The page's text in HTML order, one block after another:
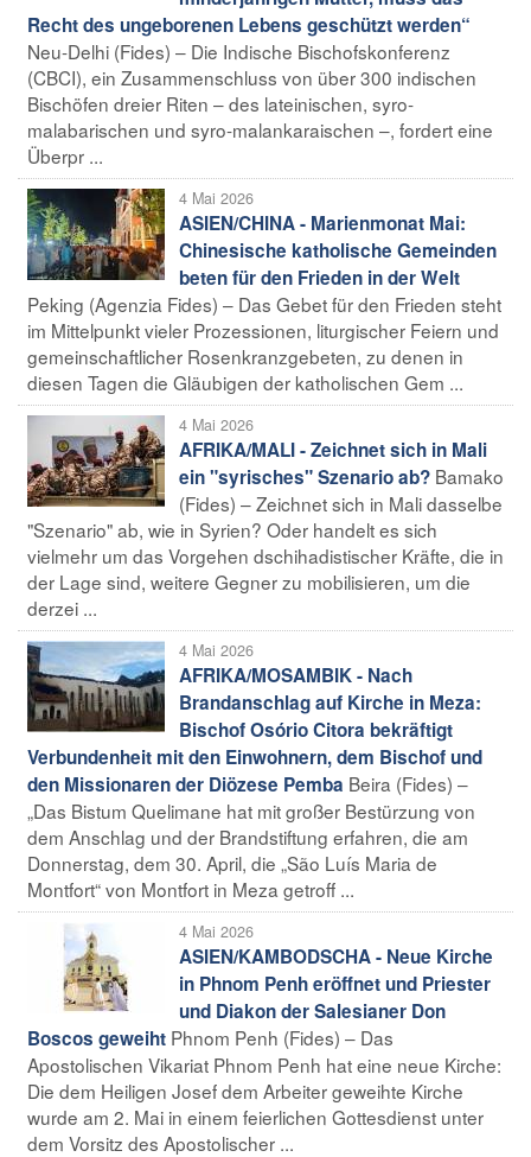
Recht des ungeborenen Lebens geschützt werden“
Neu-Delhi (Fides) – Die Indische Bischofskonferenz
(CBCI), ein Zusammenschluss von über 300 indischen
Bischöfen dreier Riten – des lateinischen, syro-
malabarischen und syro-malankaraischen –, fordert eine
Überpr ...
4 Mai 2026
ASIEN/CHINA - Marienmonat Mai:
Chinesische katholische Gemeinden
beten für den Frieden in der Welt
Peking (Agenzia Fides) – Das Gebet für den Frieden steht
im Mittelpunkt vieler Prozessionen, liturgischer Feiern und
gemeinschaftlicher Rosenkranzgebeten, zu denen in
diesen Tagen die Gläubigen der katholischen Gem ...
4 Mai 2026
AFRIKA/MALI - Zeichnet sich in Mali
ein "syrisches" Szenario ab? Bamako
(Fides) – Zeichnet sich in Mali dasselbe
"Szenario" ab, wie in Syrien? Oder handelt es sich
vielmehr um das Vorgehen dschihadistischer Kräfte, die in
der Lage sind, weitere Gegner zu mobilisieren, um die
derzei ...
4 Mai 2026
AFRIKA/MOSAMBIK - Nach
Brandanschlag auf Kirche in Meza:
Bischof Osório Citora bekräftigt
Verbundenheit mit den Einwohnern, dem Bischof und
den Missionaren der Diözese Pemba Beira (Fides) –
„Das Bistum Quelimane hat mit großer Bestürzung von
dem Anschlag und der Brandstiftung erfahren, die am
Donnerstag, dem 30. April, die „São Luís Maria de
Montfort“ von Montfort in Meza getroff ...
4 Mai 2026
ASIEN/KAMBODSCHA - Neue Kirche
in Phnom Penh eröffnet und Priester
und Diakon der Salesianer Don
Boscos geweiht Phnom Penh (Fides) – Das
Apostolischen Vikariat Phnom Penh hat eine neue Kirche:
Die dem Heiligen Josef dem Arbeiter geweihte Kirche
wurde am 2. Mai in einem feierlichen Gottesdienst unter
dem Vorsitz des Apostolischer ...